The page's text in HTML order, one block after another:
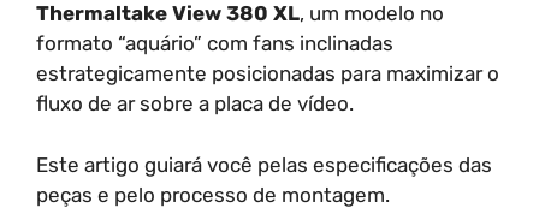
Thermaltake View 380 XL, um modelo no
formato “aquário” com fans inclinadas
estrategicamente posicionadas para maximizar o
fluxo de ar sobre a placa de vídeo.
Este artigo guiará você pelas especificações das
peças e pelo processo de montagem.